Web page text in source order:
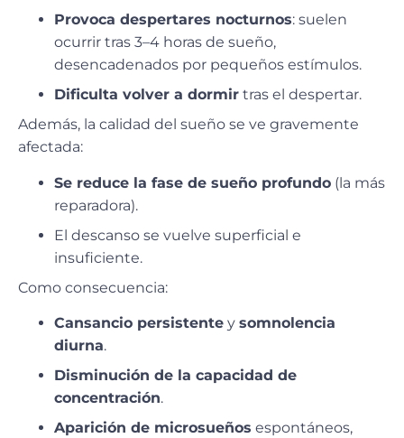
Provoca despertares nocturnos: suelen
ocurrir tras 3–4 horas de sueño,
desencadenados por pequeños estímulos.
Dificulta volver a dormir tras el despertar.
Además, la calidad del sueño se ve gravemente
afectada:
Se reduce la fase de sueño profundo (la más
reparadora).
El descanso se vuelve superficial e
insuficiente.
Como consecuencia:
Cansancio persistente y somnolencia
diurna.
Disminución de la capacidad de
concentración.
Aparición de microsueños espontáneos,